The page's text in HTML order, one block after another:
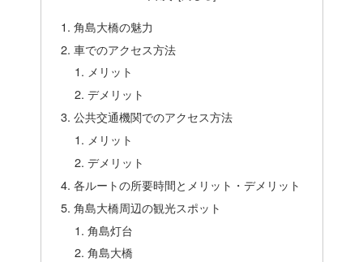
角島大橋の魅力
車でのアクセス方法
メリット
デメリット
公共交通機関でのアクセス方法
メリット
デメリット
各ルートの所要時間とメリット・デメリット
角島大橋周辺の観光スポット
角島灯台
角島大橋